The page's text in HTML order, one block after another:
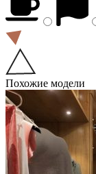
Похожие модели